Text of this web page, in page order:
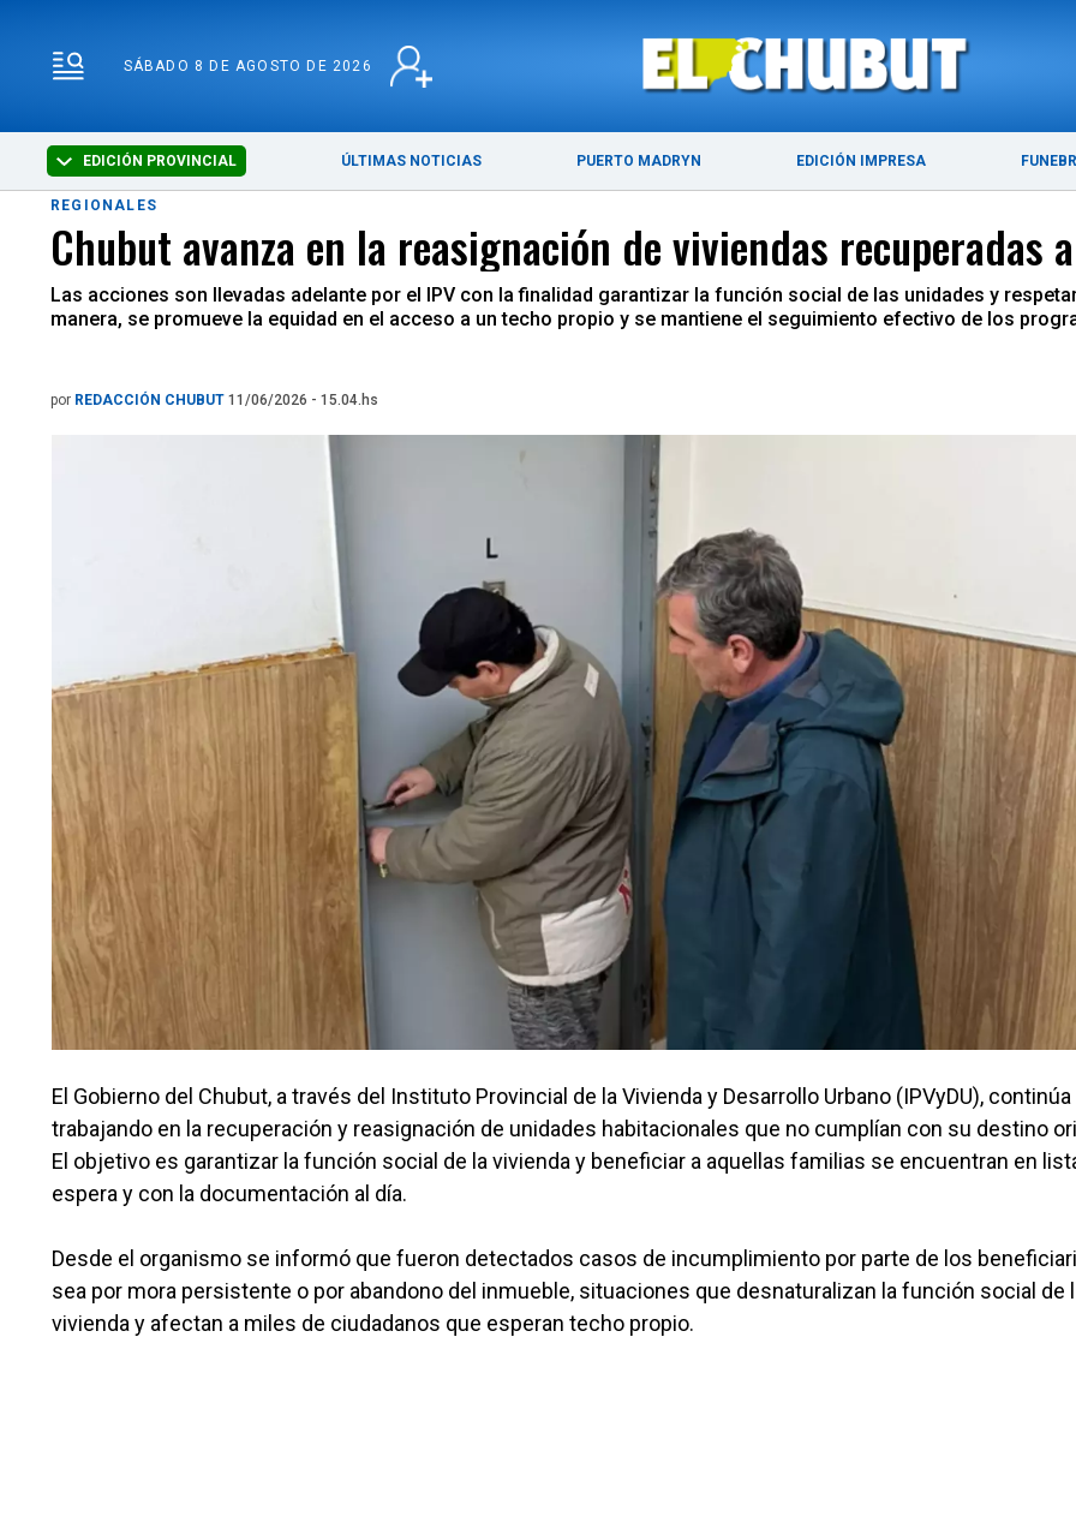
SÁBADO 8 DE AGOSTO DE 2026
EDICIÓN PROVINCIAL ÚLTIMAS NOTICIAS PUERTO MADRYN EDICIÓN IMPRESA
SÁBADO 8 DE AGOSTO DE 2026 ÚLTIMAS NOTICIAS PUERTO MADRYN
REGIONALES
Chubut avanza en la reasignación de viviendas
Las acciones son llevadas adelante por el IPV con la finalidad garantizar la función social de las unidades y
manera, se promueve la equidad en el acceso a un techo propio y se mantiene el seguimiento efectivo de los
por REDACCIÓN CHUBUT 11/06/2026 - 15.04.hs
El Gobierno del Chubut, a través del Instituto Provincial de la Vivienda y Desarrollo Urbano (IPVyDU), continúa
trabajando en la recuperación y reasignación de unidades habitacionales que no cumplían con su destino
El objetivo es garantizar la función social de la vivienda y beneficiar a aquellas familias se encuentran en
espera y con la documentación al día.
Desde el organismo se informó que fueron detectados casos de incumplimiento por parte de los
sea por mora persistente o por abandono del inmueble, situaciones que desnaturalizan la función social de
vivienda y afectan a miles de ciudadanos que esperan techo propio.